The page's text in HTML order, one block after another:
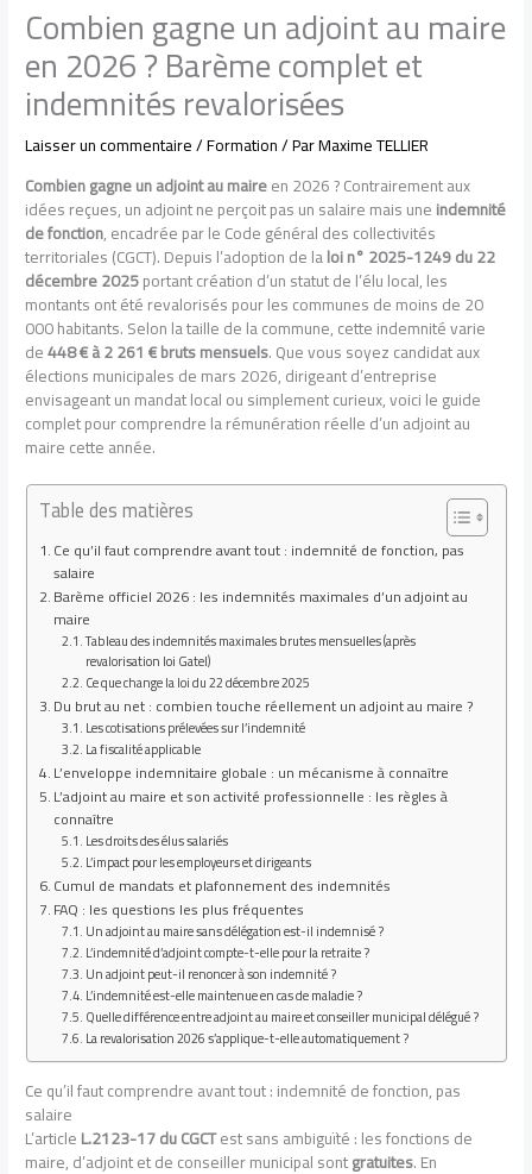
Combien gagne un adjoint au maire
en 2026 ? Barème complet et
indemnités revalorisées
Laisser un commentaire/Formation/ ParMaxime TELLIER
Combien gagne un adjoint au maireen 2026 ? Contrairement aux
idées reçues, un adjoint ne perçoit pas un salaire mais uneindemnité
de fonction, encadrée par le Code général des collectivités
territoriales (CGCT). Depuis l’adoption de laloi n° 2025-1249 du 22
décembre 2025portant création d’un statut de l’élu local, les
montants ont été revalorisés pour les communes de moins de 20
000 habitants. Selon la taille de la commune, cette indemnité varie
de448 € à 2 261 € bruts mensuels. Que vous soyez candidat aux
élections municipales de mars 2026, dirigeant d’entreprise
envisageant un mandat local ou simplement curieux, voici le guide
complet pour comprendre la rémunération réelle d’un adjoint au
maire cette année.
Table des matières
Ce qu’il faut comprendre avant tout : indemnité de fonction, pas
salaire
Barème officiel 2026 : les indemnités maximales d’un adjoint au
maire
Tableau des indemnités maximales brutes mensuelles (après
revalorisation loi Gatel)
Ce que change la loi du 22 décembre 2025
Du brut au net : combien touche réellement un adjoint au maire ?
Les cotisations prélevées sur l’indemnité
La fiscalité applicable
L’enveloppe indemnitaire globale : un mécanisme à connaître
L’adjoint au maire et son activité professionnelle : les règles à
connaître
Les droits des élus salariés
L’impact pour les employeurs et dirigeants
Cumul de mandats et plafonnement des indemnités
FAQ : les questions les plus fréquentes
Un adjoint au maire sans délégation est-il indemnisé ?
L’indemnité d’adjoint compte-t-elle pour la retraite ?
Un adjoint peut-il renoncer à son indemnité ?
L’indemnité est-elle maintenue en cas de maladie ?
Quelle différence entre adjoint au maire et conseiller municipal délégué ?
La revalorisation 2026 s’applique-t-elle automatiquement ?
Ce qu’il faut comprendre avant tout : indemnité de fonction, pas
salaire
L’articleL.2123-17 du CGCTest sans ambiguïté : les fonctions de
maire, d’adjoint et de conseiller municipal sontgratuites. En